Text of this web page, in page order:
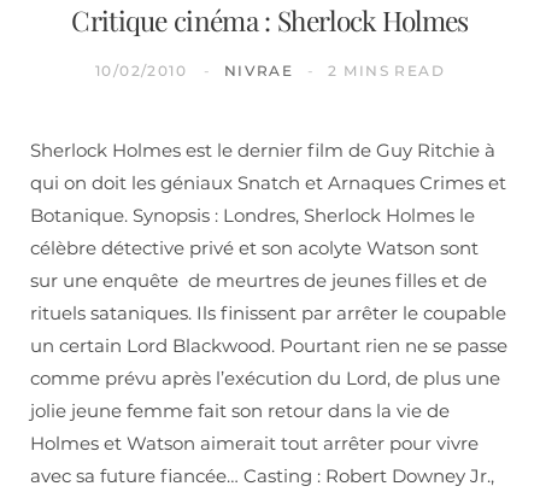
Critique cinéma : Sherlock Holmes
10/02/2010 NIVRAE 2 MINS READ
Sherlock Holmes est le dernier film de Guy Ritchie à
qui on doit les géniaux Snatch et Arnaques Crimes et
Botanique. Synopsis : Londres, Sherlock Holmes le
célèbre détective privé et son acolyte Watson sont
sur une enquête de meurtres de jeunes filles et de
rituels sataniques. Ils finissent par arrêter le coupable
un certain Lord Blackwood. Pourtant rien ne se passe
comme prévu après l’exécution du Lord, de plus une
jolie jeune femme fait son retour dans la vie de
Holmes et Watson aimerait tout arrêter pour vivre
avec sa future fiancée… Casting : Robert Downey Jr.,